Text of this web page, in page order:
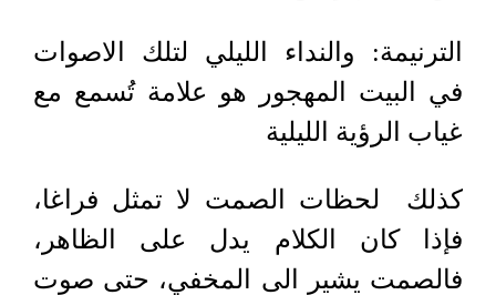
الترنيمة: والنداء الليلي لتلك الاصوات
في البيت المهجور هو علامة تُسمع مع
غياب الرؤية الليلية
كذلك لحظات الصمت لا تمثل فراغا،
فإذا كان الكلام يدل على الظاهر،
فالصمت يشير الى المخفي، حتى صوت